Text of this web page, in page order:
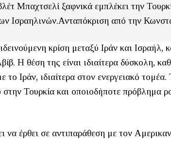
Μπαχτσελί ξαφνικά εμπλέκει την
Ισραηλινών.Ανταπόκριση από την
κρίση μεταξύ Ιράν και Ισραήλ,
Η θέση της είναι ιδιαίτερα δύσκολη,
Ιράν, ιδιαίτερα στον ενεργειακό τομέα.
Τουρκία και οποιοδήποτε πρόβλημα
έρθει σε αντιπαράθεση με τον